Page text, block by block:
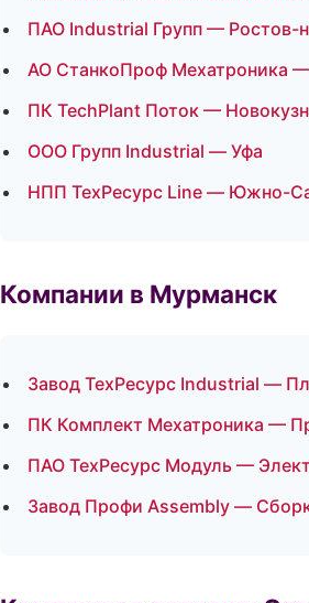
ПАО Industrial Групп — Ростов-
АО СтанкоПроф Мехатроника
ПК TechPlant Поток —
ООО Групп Industrial — Уфа
НПП ТехРесурс Line — Южно-
Компании в Мурманск
Завод ТехРесурс Industrial —
ПК Комплект Мехатроника —
ПАО ТехРесурс Модуль —
Завод Профи Assembly —